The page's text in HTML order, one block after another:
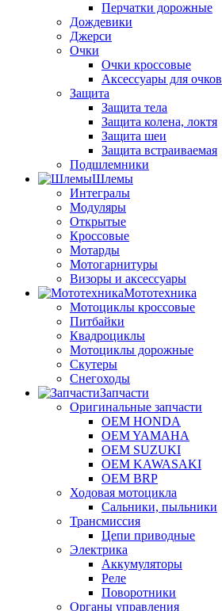
Перчатки дорожные
Дождевики
Джерси
Очки
Очки кроссовые
Аксессуары для очков
Защита
Защита тела
Защита колена, локтя
Защита шеи
Защита встраиваемая
Подшлемники
Шлемы
Интегралы
Модуляры
Открытые
Кроссовые
Мотарды
Мотогарнитуры
Визоры и аксессуары
Мототехника
Мотоциклы кроссовые
Питбайки
Квадроциклы
Мотоциклы дорожные
Скутеры
Снегоходы
Запчасти
Оригинальные запчасти
OEM HONDA
OEM YAMAHA
OEM SUZUKI
OEM KAWASAKI
OEM BRP
Ходовая мотоцикла
Сальники, пыльники
Трансмиссия
Цепи приводные
Электрика
Аккумуляторы
Реле
Поворотники
Органы управления